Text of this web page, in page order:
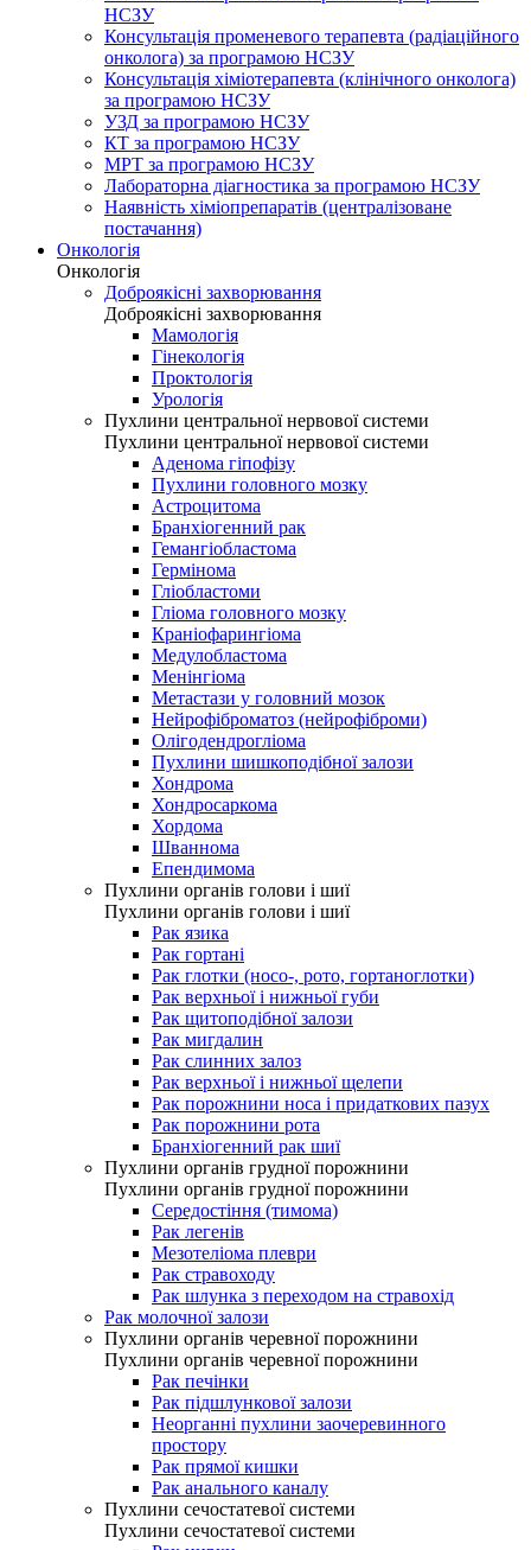
НСЗУ
Консультація променевого терапевта (радіаційного
онколога) за програмою НСЗУ
Консультація хіміотерапевта (клінічного онколога)
за програмою НСЗУ
УЗД за програмою НСЗУ
КТ за програмою НСЗУ
МРТ за програмою НСЗУ
Лабораторна діагностика за програмою НСЗУ
Наявність хіміопрепаратів (централізоване
постачання)
Онкологія
Онкологія
Доброякісні захворювання
Доброякісні захворювання
Мамологія
Гінекологія
Проктологія
Урологія
Пухлини центральної нервової системи
Пухлини центральної нервової системи
Аденома гіпофізу
Пухлини головного мозку
Астроцитома
Бранхіогенний рак
Гемангіобластома
Гермінома
Гліобластоми
Гліома головного мозку
Краніофарингіома
Медулобластома
Менінгіома
Метастази у головний мозок
Нейрофіброматоз (нейрофіброми)
Олігодендрогліома
Пухлини шишкоподібної залози
Хондрома
Хондросаркома
Хордома
Шваннома
Епендимома
Пухлини органів голови і шиї
Пухлини органів голови і шиї
Рак язика
Рак гортані
Рак глотки (носо-, рото, гортаноглотки)
Рак верхньої і нижньої губи
Рак щитоподібної залози
Рак мигдалин
Рак слинних залоз
Рак верхньої і нижньої щелепи
Рак порожнини носа і придаткових пазух
Рак порожнини рота
Бранхіогенний рак шиї
Пухлини органів грудної порожнини
Пухлини органів грудної порожнини
Середостіння (тимома)
Рак легенів
Мезотеліома плеври
Рак стравоходу
Рак шлунка з переходом на стравохід
Рак молочної залози
Пухлини органів черевної порожнини
Пухлини органів черевної порожнини
Рак печінки
Рак підшлункової залози
Неорганні пухлини заочеревинного
простору
Рак прямої кишки
Рак анального каналу
Пухлини сечостатевої системи
Пухлини сечостатевої системи